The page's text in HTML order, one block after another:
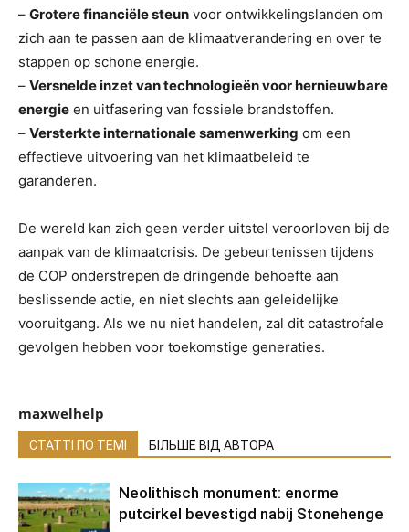
– Grotere financiële steun voor ontwikkelingslanden om
zich aan te passen aan de klimaatverandering en over te
stappen op schone energie.
– Versnelde inzet van technologieën voor hernieuwbare
energie en uitfasering van fossiele brandstoffen.
– Versterkte internationale samenwerking om een ​​
effectieve uitvoering van het klimaatbeleid te
garanderen.
De wereld kan zich geen verder uitstel veroorloven bij de
aanpak van de klimaatcrisis. De gebeurtenissen tijdens
de COP onderstrepen de dringende behoefte aan
beslissende actie, en niet slechts aan geleidelijke
vooruitgang. Als we nu niet handelen, zal dit catastrofale
gevolgen hebben voor toekomstige generaties.
maxwelhelp
СТАТТІ ПО ТЕМІ БІЛЬШЕ ВІД АВТОРА
Neolithisch monument: enorme
putcirkel bevestigd nabij Stonehenge